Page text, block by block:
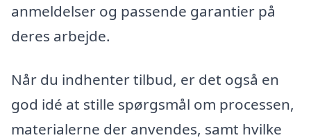
anmeldelser og passende garantier på
deres arbejde.
Når du indhenter tilbud, er det også en
god idé at stille spørgsmål om processen,
materialerne der anvendes, samt hvilke